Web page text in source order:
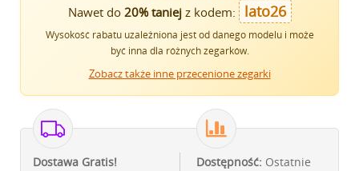
Nawet do 20% taniejz kodem: lato26
Wysokość rabatu uzależniona jest od danego modelu i może
być inna dla różnych zegarków.
Zobacz także inne przecenione zegarki
Dostawa Gratis! Dostępność: Ostatnie